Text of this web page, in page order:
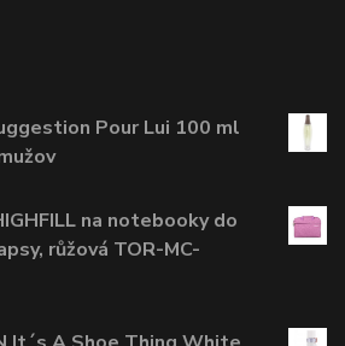
Pour Lui 100 ml
na notebooky do
růžová TOR-MC-